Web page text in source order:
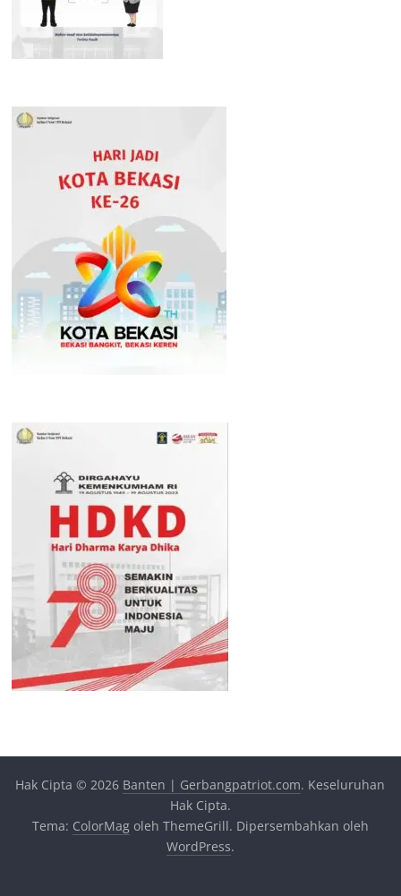
Hak Cipta © 2026 Banten | Gerbangpatriot.com. Keseluruhan
Hak Cipta.
Tema: ColorMagoleh ThemeGrill. Dipersembahkan oleh
WordPress.